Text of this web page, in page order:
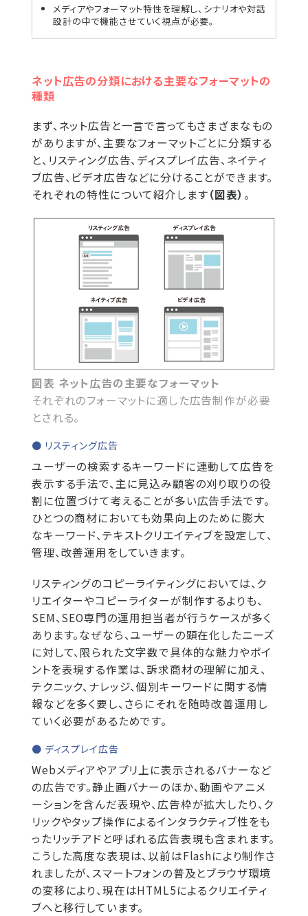
メディアやフォーマット特性を理解し、シナリオや対話
設計の中で機能させていく視点が必要。
ネット広告の分類における主要なフォーマットの
種類
まず、ネット広告と一言で言ってもさまざまなもの
がありますが、主要なフォーマットごとに分類する
と、リスティング広告、ディスプレイ広告、ネイティ
ブ広告、ビデオ広告などに分けることができます。
それぞれの特性について紹介します（図表） 。
図表 ネット広告の主要なフォーマット
それぞれのフォーマットに適した広告制作が必要
とされる。
● リスティング広告
ユーザーの検索するキーワードに連動して広告を
表示する手法で、主に見込み顧客の刈り取りの役
割に位置づけて考えることが多い広告手法です。
ひとつの商材においても効果向上のために膨大
なキーワード、テキストクリエイティブを設定して、
管理、改善運用をしていきます。
リスティングのコピーライティングにおいては、ク
リエイターやコピーライターが制作するよりも、
SEM、SEO専門の運用担当者が行うケースが多く
あります。なぜなら、ユーザーの顕在化したニーズ
に対して、限られた文字数で具体的な魅力やポイ
ントを表現する作業は、訴求商材の理解に加え、
テクニック、ナレッジ、個別キーワードに関する情
報などを多く要し、さらにそれを随時改善運用し
ていく必要があるためです。
● ディスプレイ広告
Webメディアやアプリ上に表示されるバナーなど
の広告です。静止画バナーのほか、動画やアニメ
ーションを含んだ表現や、広告枠が拡大したり、ク
リックやタップ操作によるインタラクティブ性をも
ったリッチアドと呼ばれる広告表現も含まれます。
こうした高度な表現は、以前はFlashにより制作さ
れましたが、スマートフォンの普及とブラウザ環境
の変移により、現在はHTML5によるクリエイティ
ブへと移行しています。